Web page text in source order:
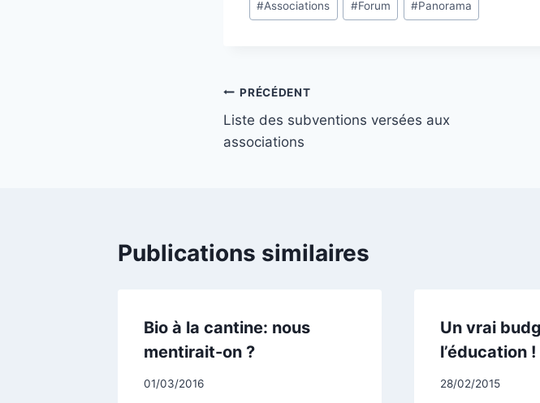
de
#Associations #Forum #Panorama
Navigation
de
PRÉCÉDENT
Liste des subventions versées aux
associations
Publications similaires
Bio à la cantine: nous
mentirait-on ?
Par
01/03/2016
Un vrai
l’éducation !
Par
28/02/2015